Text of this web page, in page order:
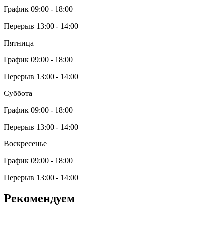
График 09:00 - 18:00
Перерыв 13:00 - 14:00
Пятница
График 09:00 - 18:00
Перерыв 13:00 - 14:00
Суббота
График 09:00 - 18:00
Перерыв 13:00 - 14:00
Воскресенье
График 09:00 - 18:00
Перерыв 13:00 - 14:00
Рекомендуем